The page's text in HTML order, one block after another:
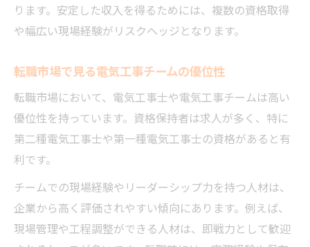
ります。安定した収入を得るためには、複数の資格取得
や幅広い現場経験がリスクヘッジとなります。
転職市場で見る電気工事チームの優位性
転職市場において、電気工事士や電気工事チームは高い
優位性を持っています。資格保持者は求人が多く、特に
第二種電気工事士や第一種電気工事士の資格があると有
利です。
チームでの現場経験やリーダーシップ力を持つ人材は、
企業から高く評価されやすい傾向にあります。例えば、
現場管理や工程調整ができる人材は、即戦力として歓迎